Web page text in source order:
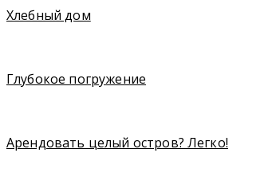
Хлебный дом
Глубокое погружение
Арендовать целый остров? Легко!